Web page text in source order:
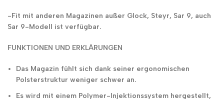
-Fit mit anderen Magazinen außer Glock, Steyr, Sar 9, auch
Sar 9-Modell ist verfügbar.
FUNKTIONEN UND ERKLÄRUNGEN
Das Magazin fühlt sich dank seiner ergonomischen
Polsterstruktur weniger schwer an.
Es wird mit einem Polymer-Injektionssystem hergestellt,